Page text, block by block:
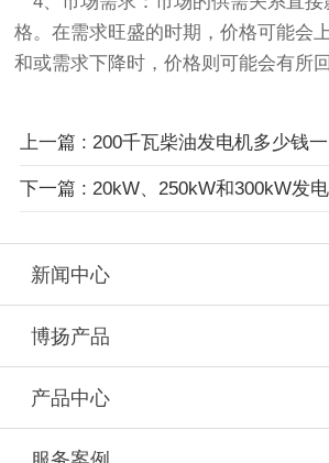
格。在需求旺盛的时期，价格可能会
和或需求下降时，价格则可能会有所回
新闻中心
博扬产品
产品中心